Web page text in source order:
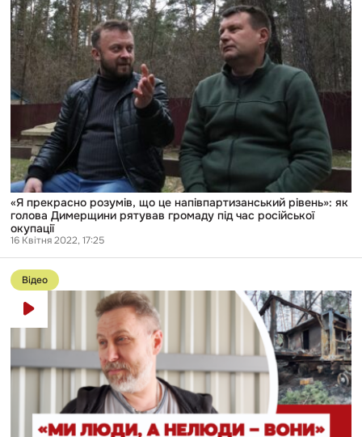
що
це
напівпартизанський
рівень»:
голова
Димерщини
рятував
громаду
час
російської
окупації
«Я прекрасно розумів, що це напівпартизанський рівень»: як
голова Димерщини рятував громаду під час російської
окупації
16 Квітня 2022, 17:25
Перейти
до
публікації
Оперувати
дулом
селище
Іванків
окупацію
Відео